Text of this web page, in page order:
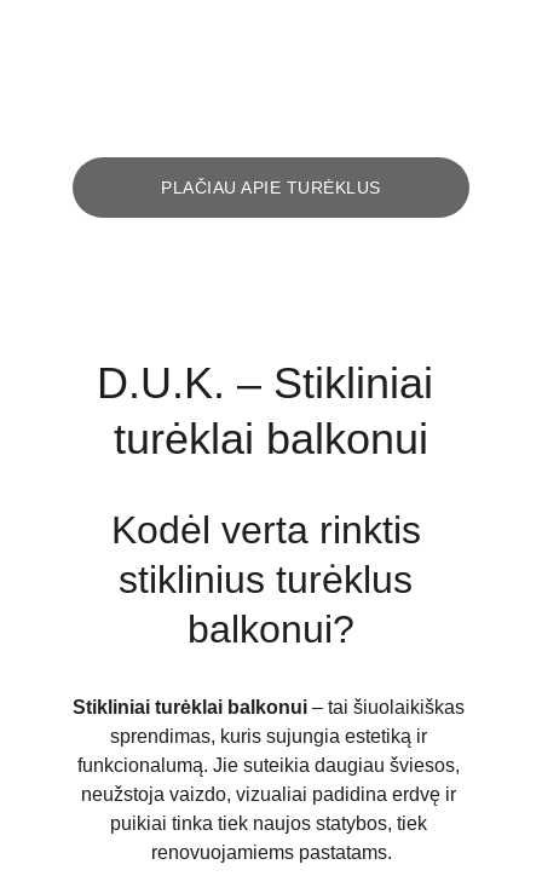
PLAČIAU APIE TURĖKLUS
D.U.K. – Stikliniai
turėklai balkonui
Kodėl verta rinktis
stiklinius turėklus
balkonui?
Stikliniai turėklai balkonui – tai šiuolaikiškas
sprendimas, kuris sujungia estetiką ir
funkcionalumą. Jie suteikia daugiau šviesos,
neužstoja vaizdo, vizualiai padidina erdvę ir
puikiai tinka tiek naujos statybos, tiek
renovuojamiems pastatams.